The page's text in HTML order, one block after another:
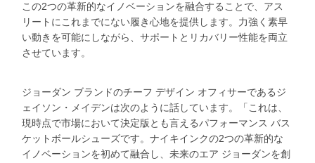
この2つの革新的なイノベーションを融合することで、アス
リートにこれまでにない履き心地を提供します。力強く素早
い動きを可能にしながら、サポートとリカバリー性能を両立
させています。
ジョーダン ブランドのチーフ デザイン オフィサーであるジ
ェイソン・メイデンは次のように話しています。「これは、
現時点で市場において決定版とも言えるパフォーマンス バス
ケットボールシューズです。ナイキインクの2つの革新的な
イノベーションを初めて融合し、未来のエア ジョーダンを創